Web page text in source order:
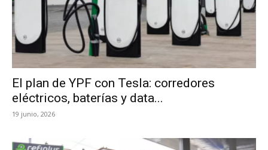
El plan de YPF con Tesla: corredores
eléctricos, baterías y data...
19 junio, 2026